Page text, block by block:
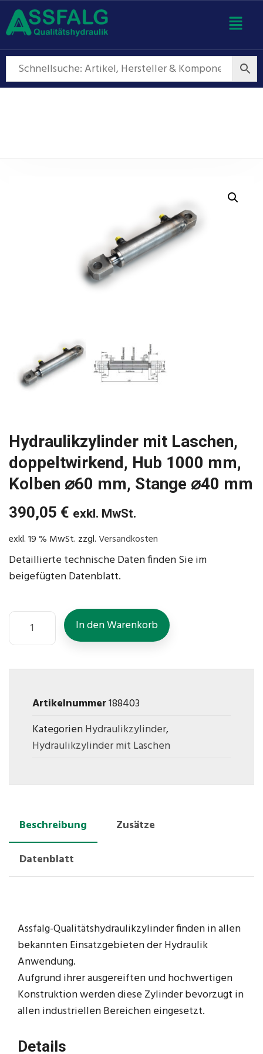
Hydraulikzylinder mit Laschen,
doppeltwirkend, Hub 1000 mm,
Kolben ⌀60 mm, Stange ⌀40 mm
390,05 € exkl. MwSt.
exkl. 19 % MwSt. zzgl.Versandkosten
Detaillierte technische Daten finden Sie im
beigefügten Datenblatt.
In den Warenkorb
Artikelnummer188403
KategorienHydraulikzylinder,
Hydraulikzylinder mit Laschen
Beschreibung
Zusätze
Datenblatt
Assfalg-Qualitätshydraulikzylinder finden in allen
bekannten Einsatzgebieten der Hydraulik
Anwendung.
Aufgrund ihrer ausgereiften und hochwertigen
Konstruktion werden diese Zylinder bevorzugt in
allen industriellen Bereichen eingesetzt.
Details